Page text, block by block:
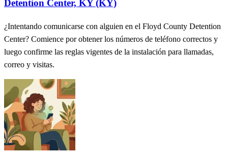
Detention Center, KY (KY)
¿Intentando comunicarse con alguien en el Floyd County Detention
Center? Comience por obtener los números de teléfono correctos y
luego confirme las reglas vigentes de la instalación para llamadas,
correo y visitas.